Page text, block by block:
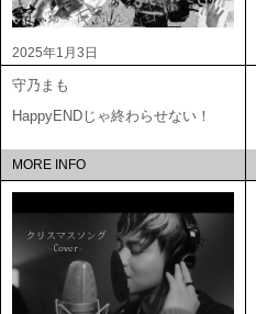
2025年1月3日
守乃まも
HappyENDじゃ終わらせない！
MORE INFO